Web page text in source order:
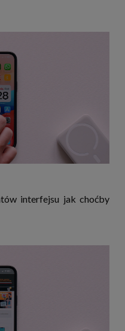
interfejsu jak choćby